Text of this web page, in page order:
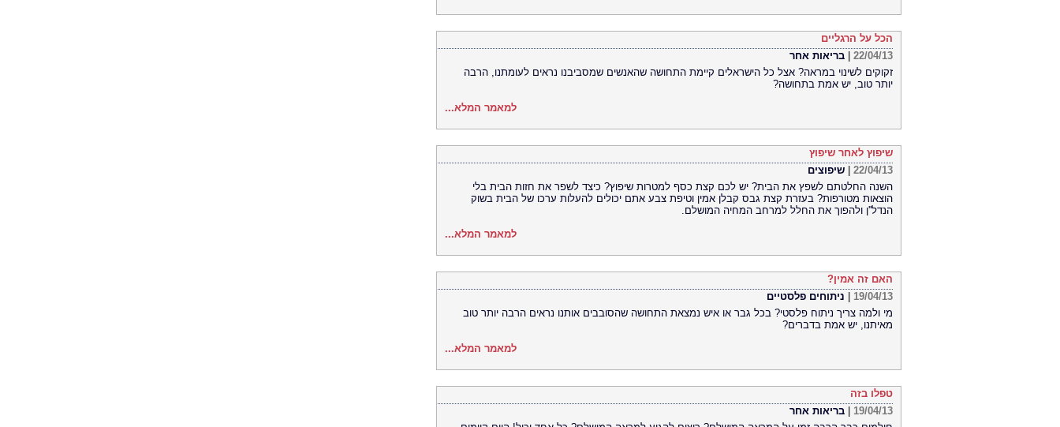
הכל על הרגליים
22/04/13
בריאות אחר
זקוקים לשינוי במראה? אצל כל הישראלים קיימת התחושה שהאנשים שמסביבנו נראים לעומתנו, הרבה
יותר טוב, יש אמת בתחושה?
למאמר המלא...
שיפוץ לאחר שיפוץ
22/04/13
שיפוצים
השנה החלטתם לשפץ את הבית? יש לכם קצת כסף למטרות שיפוץ? כיצד לשפר את חזות הבית בלי
הוצאות מטורפות? בעזרת קצת גבס קבלן אמין וטיפת צבע אתם יכולים להעלות ערכו של הבית בשוק
הנדל''ן ולהפוך את החלל למרחב המחיה המושלם.
למאמר המלא...
האם זה אמין?
19/04/13
ניתוחים פלסטיים
מי ולמה צריך ניתוח פלסטי? בכל גבר או איש נמצאת התחושה שהסובבים אותנו נראים הרבה יותר טוב
מאיתנו, יש אמת בדברים?
למאמר המלא...
טפלו בזה
19/04/13
בריאות אחר